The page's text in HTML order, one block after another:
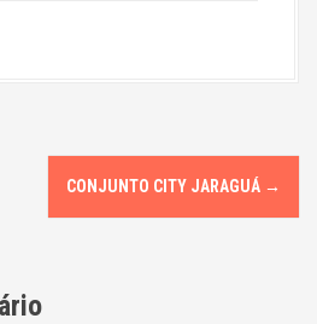
CONJUNTO CITY JARAGUÁ →